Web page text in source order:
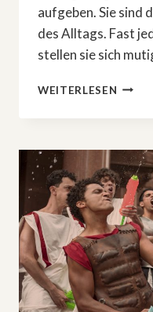
aufgeben. Sie sind
des Alltags. Fast
stellen sie sich
WEITERLESEN HOT:
UP
8.
VON
FIRE«